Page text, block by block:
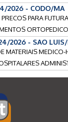
2026 - CODO/MA
PARA
2026 - SAO
MEDICO-